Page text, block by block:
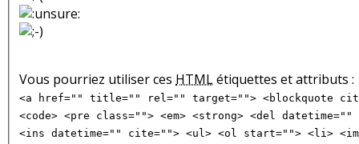
Vous pourriez utiliser ces HTMLétiquettes et attributs :
<a href="" title="" rel="" target=""> <blockquote
<code> <pre class=""> <em> <strong> <del
<ins datetime="" cite=""> <ul> <ol start=""> <li>